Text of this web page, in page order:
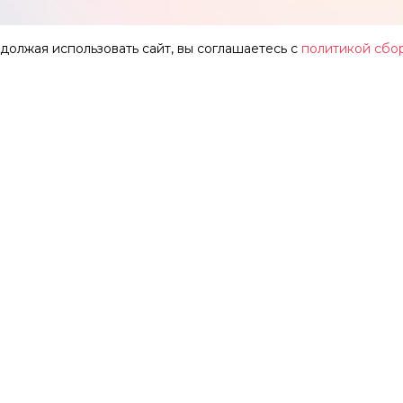
использовать сайт, вы соглашаетесь с политикой